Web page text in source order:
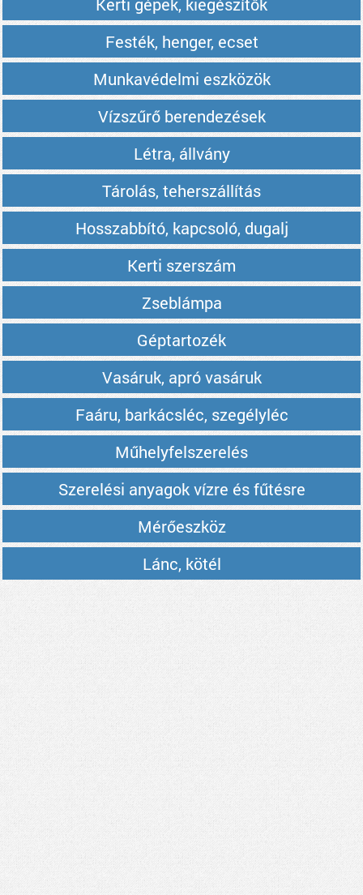
Festék, henger, ecset
Munkavédelmi eszközök
Vízszűrő berendezések
Létra, állvány
Tárolás, teherszállítás
Hosszabbító, kapcsoló, dugalj
Kerti szerszám
Zseblámpa
Géptartozék
Vasáruk, apró vasáruk
Faáru, barkácsléc, szegélyléc
Műhelyfelszerelés
Szerelési anyagok vízre és fűtésre
Mérőeszköz
Lánc, kötél